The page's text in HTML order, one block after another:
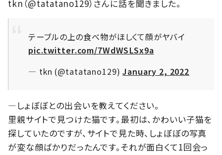
tkn（@tatatano129）さんに話を聞きました。
テーブルの上の食べ物がほしくて顔がヤバイ
pic.twitter.com/7WdWSLSx9a
— tkn (@tatatano129)January 2, 2022
―しょぼぼとの出会いを教えてください。
里親サイトで見つけた猫です。最初は、かわいい子猫を
探していたのですが、サイトで見た時、しょぼぼの写真
が変な顔ばかりだったんです。それが面白くて1回会っ